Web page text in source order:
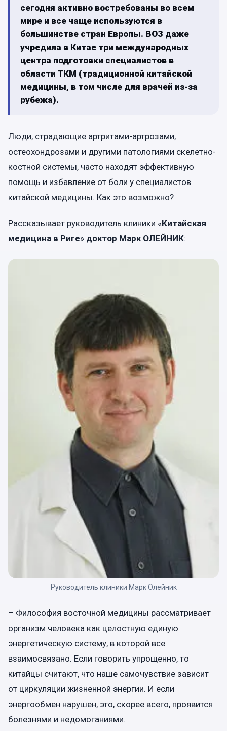
сегодня активно востребованы во всем
мире и все чаще используются в
большинстве стран Европы. ВОЗ даже
учредила в Китае три международных
центра подготовки специалистов в
области ТКМ (традиционной китайской
медицины, в том числе для врачей из-за
рубежа).
Люди, страдающие артритами-артрозами,
остеохондрозами и другими патологиями скелетно-
костной системы, часто находят эффективную
помощь и избавление от боли у специалистов
китайской медицины. Как это возможно?
Рассказывает руководитель клиники «Китайская
медицина в Риге» доктор Марк ОЛЕЙНИК:
Руководитель клиники Марк Олейник
– Философия восточной медицины рассматривает
организм человека как целостную единую
энергетическую систему, в которой все
взаимосвязано. Если говорить упрощенно, то
китайцы считают, что наше самочувствие зависит
от циркуляции жизненной энергии. И если
энергообмен нарушен, это, скорее всего, проявится
болезнями и недомоганиями.